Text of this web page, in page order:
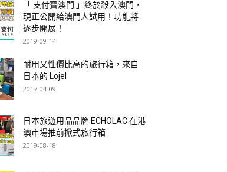
「 支付寶澳門 」終於殺入澳門，
現正公開給澳門人試用！功能將
逐步開展！
2019-09-14
耐用又性價比高的旅行箱，來自
日本的 Lojel
2017-04-09
日本旅遊用品品牌 ECHOLAC 在港
澳市場推前掀式旅行箱
2019-08-18